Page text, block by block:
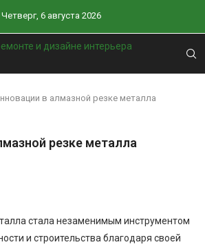
Четверг, 6 августа 2026
в алмазной резке металла
резке металла
стала незаменимым инструментом
и строительства благодаря своей